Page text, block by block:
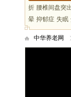
折 腰椎间盘突出
晕 抑郁症 失眠
中华养老网